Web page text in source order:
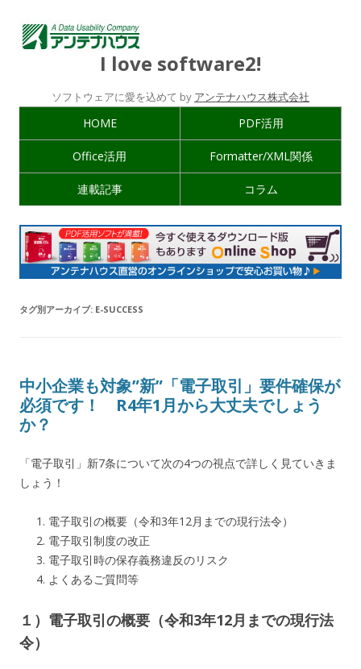
I love software2!
ソフトウェアに愛を込めて by アンテナハウス株式会社
HOME PDF活用
Office活用 Formatter/XML関係
連載記事 コラム
タグ別アーカイブ: E-SUCCESS
中小企業も対象”新”「電子取引」要件確保が
必須です！ R4年1月から大丈夫でしょう
か？
「電子取引」新7条について次の4つの視点で詳しく見ていきま
しょう！
電子取引の概要（令和3年12月までの現行法令）
電子取引制度の改正
電子取引時の保存義務違反のリスク
よくあるご質問等
１）電子取引の概要（令和3年12月までの現行法
令）